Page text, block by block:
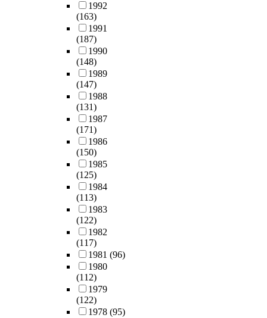
1992
(163)
1991
(187)
1990
(148)
1989
(147)
1988
(131)
1987
(171)
1986
(150)
1985
(125)
1984
(113)
1983
(122)
1982
(117)
1981 (96)
1980
(112)
1979
(122)
1978 (95)